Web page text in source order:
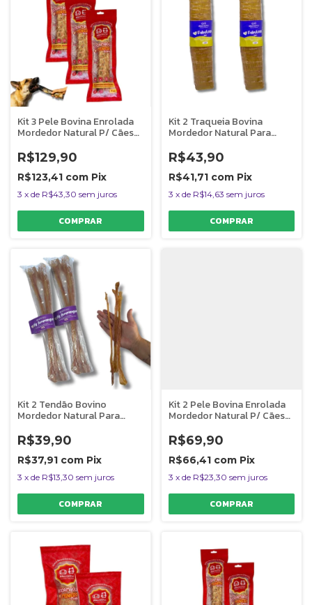
Kit 3 Pele Bovina Enrolada
Mordedor Natural P/ Cães
AlecrimPet
R$129,90
R$123,41 com Pix
3 x de R$43,30 sem juros
Kit 2 Traqueia Bovina
Mordedor Natural Para
AlecrimPet
R$43,90
R$41,71 com Pix
3 x de R$14,63 sem juros
Kit 2 Tendão Bovino
Mordedor Natural Para
AlecrimPet
R$39,90
R$37,91 com Pix
3 x de R$13,30 sem juros
Kit 2 Pele Bovina Enrolada
Mordedor Natural P/ Cães
AlecrimPet
R$69,90
R$66,41 com Pix
3 x de R$23,30 sem juros